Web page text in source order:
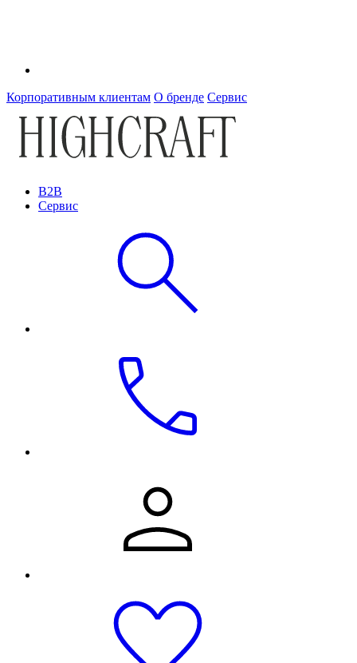
Корпоративным клиентам О бренде Сервис
B2B
Сервис